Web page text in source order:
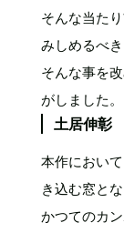
そんな当た
みしめるべ
そんな事を
がしました。
土居伸彰
本作におい
き込む窓とな
かつてのカ